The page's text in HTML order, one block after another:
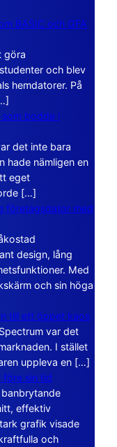
BASIC och GFA
göra
och blev
hemdatorer. På
som bodde i
det inte bara
hade nämligen en
eget
[…]
företagsdator med
design, lång
Med
och sin höga
till ett öppet kaos
var det
I stället
uppleva en […]
före sin tid
effektiv
grafik visade
och